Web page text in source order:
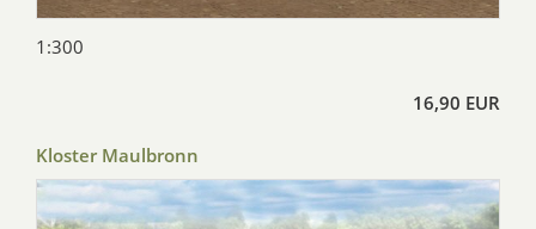
1:300
16,90 EUR
Kloster Maulbronn